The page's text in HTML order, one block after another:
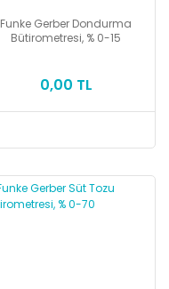
Funke Gerber Dondurma
Bütirometresi, % 0-15
0,00 TL